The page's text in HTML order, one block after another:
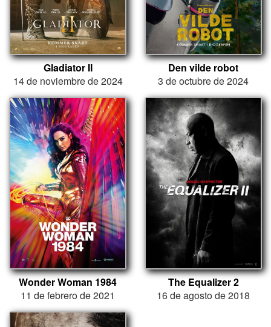
Gladiator II
14 de noviembre de 2024
Den vilde robot
3 de octubre de 2024
Wonder Woman 1984
11 de febrero de 2021
The Equalizer 2
16 de agosto de 2018